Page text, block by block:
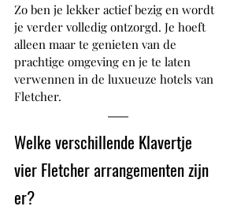
Zo ben je lekker actief bezig en wordt
je verder volledig ontzorgd. Je hoeft
alleen maar te genieten van de
prachtige omgeving en je te laten
verwennen in de luxueuze hotels van
Fletcher.
Welke verschillende Klavertje
vier Fletcher arrangementen zijn
er?